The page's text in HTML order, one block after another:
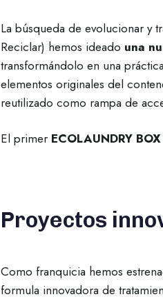
La búsqueda de evolucionar y
Reciclar) hemos ideado una
transformándolo en una
elementos originales del
reutilizado como rampa de
El primer ECOLAUNDRY BOX
Proyectos
Como franquicia hemos
formula innovadora de